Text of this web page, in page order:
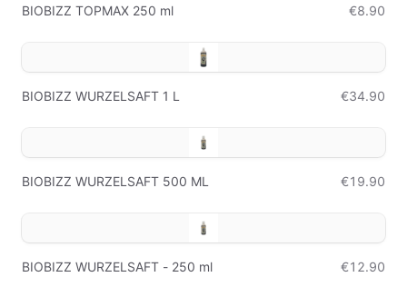
BIOBIZZ TOPMAX 250 ml €8.90
BIOBIZZ WURZELSAFT 1 L €34.90
BIOBIZZ WURZELSAFT 500 ML €19.90
BIOBIZZ WURZELSAFT - 250 ml €12.90